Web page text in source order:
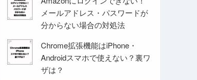
メールアドレス・パスワードが
分からない場合の対処法
Chrome拡張機能はiPhone・
Androidスマホで使えない？裏ワ
ザは？